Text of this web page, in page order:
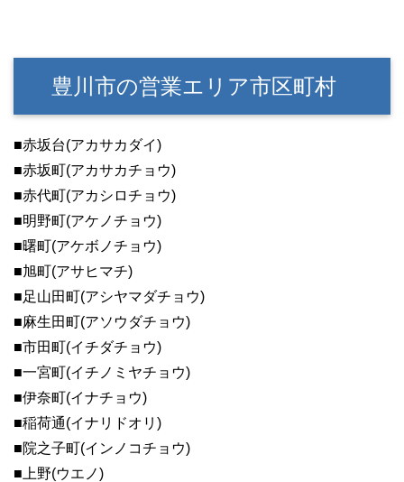
豊川市の営業エリア市区町村
■赤坂台(アカサカダイ)
■赤坂町(アカサカチョウ)
■赤代町(アカシロチョウ)
■明野町(アケノチョウ)
■曙町(アケボノチョウ)
■旭町(アサヒマチ)
■足山田町(アシヤマダチョウ)
■麻生田町(アソウダチョウ)
■市田町(イチダチョウ)
■一宮町(イチノミヤチョウ)
■伊奈町(イナチョウ)
■稲荷通(イナリドオリ)
■院之子町(インノコチョウ)
■上野(ウエノ)